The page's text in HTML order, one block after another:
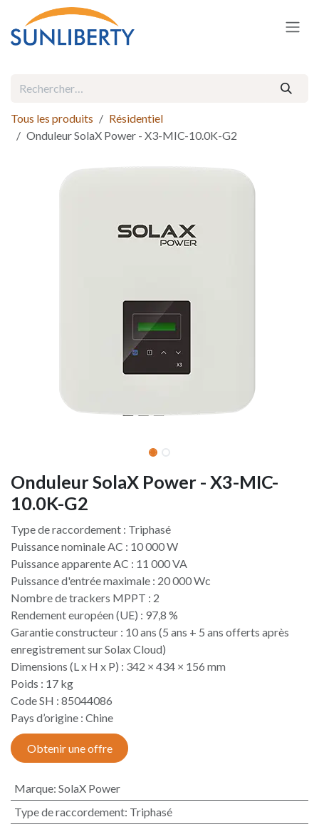
Se rendre au contenu
Tous les produits
Résidentiel
Onduleur SolaX Power - X3-MIC-10.0K-G2
Onduleur SolaX Power - X3-MIC-
10.0K-G2
Type de raccordement : Triphasé
Puissance nominale AC : 10 000 W
Puissance apparente AC : 11 000 VA
Puissance d'entrée maximale : 20 000 Wc
Nombre de trackers MPPT : 2
Rendement européen (UE) : 97,8 %
Garantie constructeur : 10 ans (5 ans + 5 ans offerts après
enregistrement sur Solax Cloud)
Dimensions (L x H x P) : 342 × 434 × 156 mm
Poids : 17 kg
Code SH : 85044086
Pays d’origine : Chine​
Obtenir une offre
Marque: SolaX Power
Type de raccordement: Triphasé